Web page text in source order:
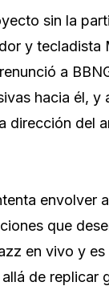
sin la
y tecladista
a
hacia él, y
dirección del
envolver
que
en vivo y
de replicar